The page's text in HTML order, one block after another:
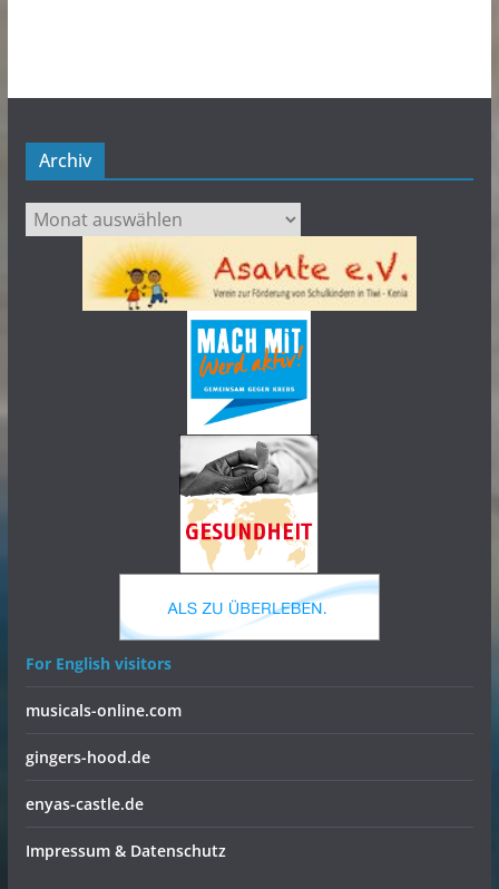
Archiv
Archiv
For English visitors
musicals-online.com
gingers-hood.de
enyas-castle.de
Impressum & Datenschutz